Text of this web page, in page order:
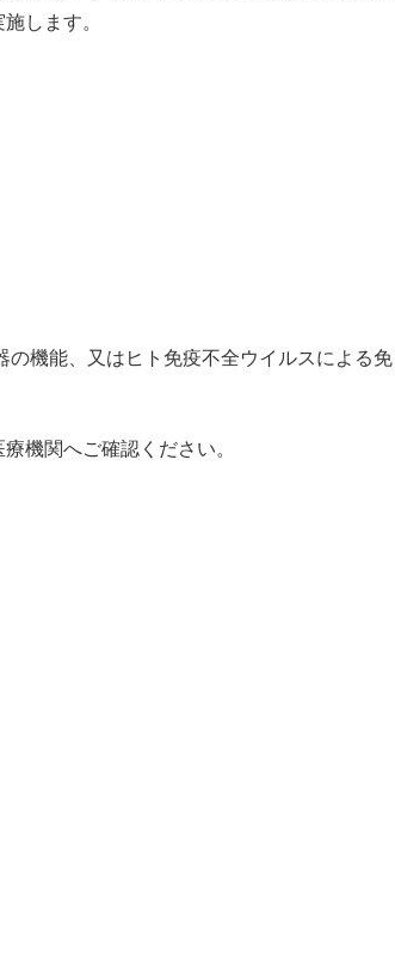
します。
の機能、又はヒト免疫不全ウイルスによる
機関へご確認ください。